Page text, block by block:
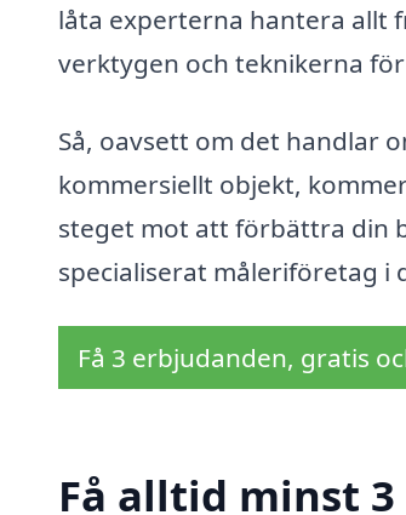
låta experterna hantera allt
verktygen och teknikerna
Så, oavsett om det handlar
kommersiellt objekt,
steget mot att förbättra din
specialiserat måleriföretag i
Få 3 erbjudanden, gratis
Få alltid minst